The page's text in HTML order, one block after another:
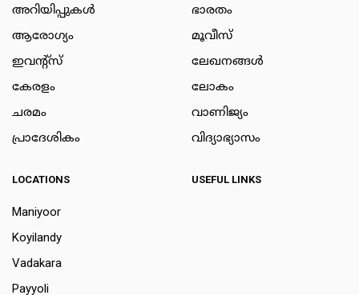
അറിയിപ്പുകള്‍
ആരോഗ്യം
ഇവന്റ്സ്
കേരളം
ചരമം
പ്രാദേശികം
ഭാരതം
മൂവീസ്
ലേഖനങ്ങള്‍
ലോകം
വാണിജ്യം
വിദ്യാഭ്യാസം
LOCATIONS
Maniyoor
Koyilandy
Vadakara
Payyoli
USEFUL LINKS